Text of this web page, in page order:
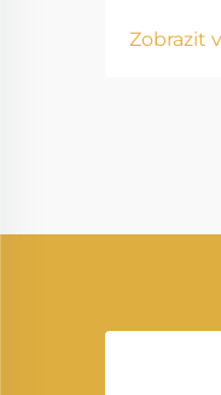
a
Zobrazit